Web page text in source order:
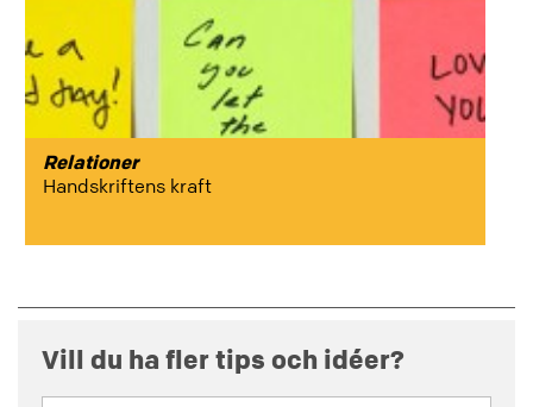
Relationer
Handskriftens kraft
Vill du ha fler tips och idéer?